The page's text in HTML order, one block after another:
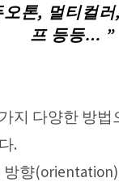
오톤, 멀티컬
프 등등… ”
지 다양한 방법
.
방향